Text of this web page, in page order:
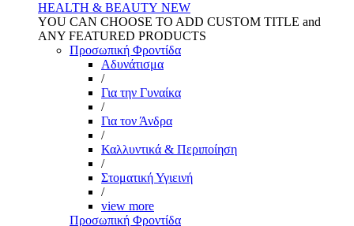
HEALTH & BEAUTY NEW
YOU CAN CHOOSE TO ADD CUSTOM TITLE and
ANY FEATURED PRODUCTS
Προσωπική Φροντίδα
Αδυνάτισμα
/
Για την Γυναίκα
/
Για τον Άνδρα
/
Καλλυντικά & Περιποίηση
/
Στοματική Υγιεινή
/
view more
Προσωπική Φροντίδα